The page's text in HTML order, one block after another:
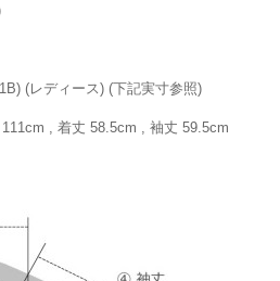
(レディース) (下記実寸参照)
, 着丈 58.5cm , 袖丈 59.5cm